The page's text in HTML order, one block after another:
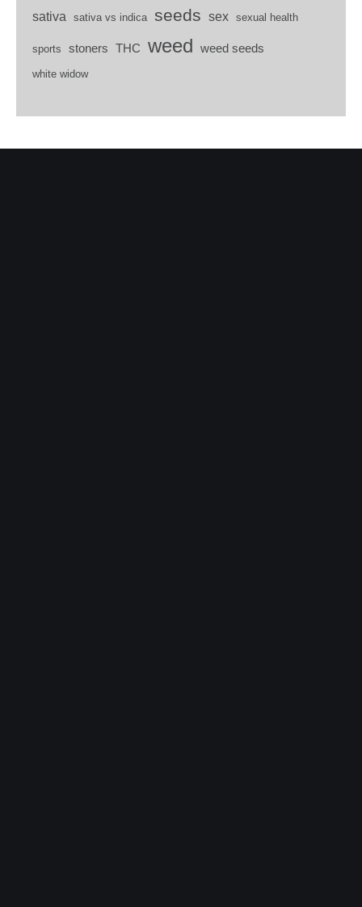
sativa sativa vs indica seeds sex sexual health
sports stoners THC weed weed seeds
white widow